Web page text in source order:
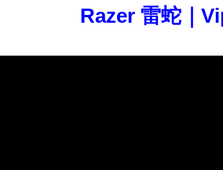
Razer 雷蛇｜